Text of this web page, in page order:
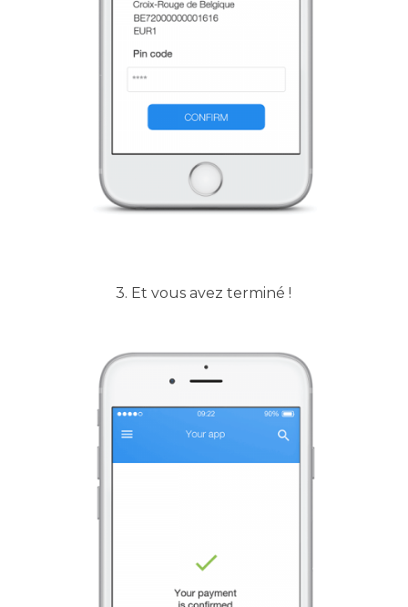
3. Et vous avez terminé !